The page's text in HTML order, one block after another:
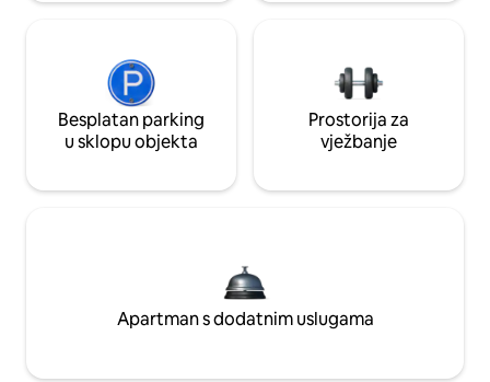
Besplatan parking
u sklopu objekta
Prostorija za
vježbanje
Apartman s dodatnim uslugama